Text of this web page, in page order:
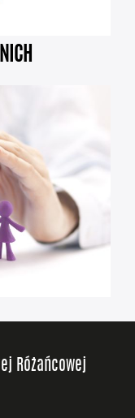
Różańcowej